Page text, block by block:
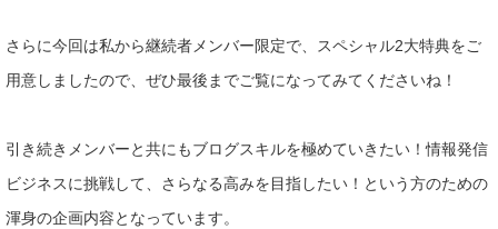
さらに今回は私から継続者メンバー限定で、スペシャル2大特典をご
用意しましたので、ぜひ最後までご覧になってみてくださいね！
引き続きメンバーと共にもブログスキルを極めていきたい！情報発信
ビジネスに挑戦して、さらなる高みを目指したい！という方のための
渾身の企画内容となっています。